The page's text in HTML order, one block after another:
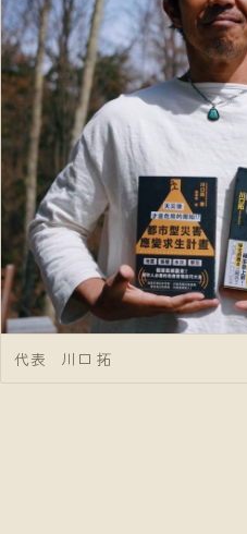
代表 川口 拓